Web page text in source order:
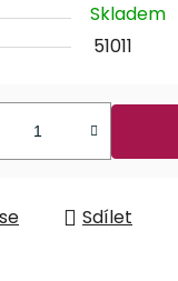
Skladem
51011
Sdílet